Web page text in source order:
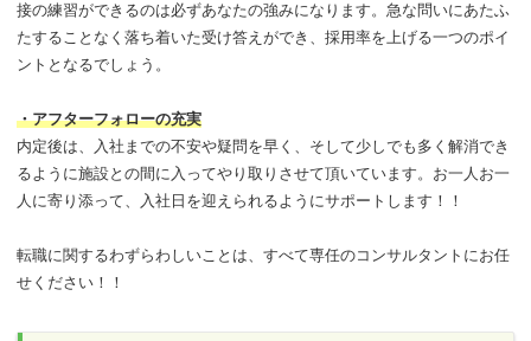
接の練習ができるのは必ずあなたの強みになります。急な問いにあたふ
たすることなく落ち着いた受け答えができ、採用率を上げる一つのポイ
ントとなるでしょう。
・アフターフォローの充実
内定後は、入社までの不安や疑問を早く、そして少しでも多く解消でき
るように施設との間に入ってやり取りさせて頂いています。お一人お一
人に寄り添って、入社日を迎えられるようにサポートします！！
転職に関するわずらわしいことは、すべて専任のコンサルタントにお任
せください！！